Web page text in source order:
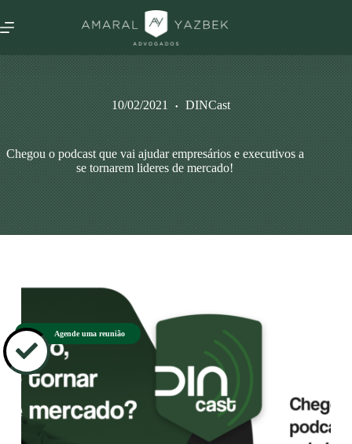
Agende uma reunião
10/02/2021 DINCast
Chegou o podcast que vai ajudar empresários e executivos a
se tornarem lideres de mercado!